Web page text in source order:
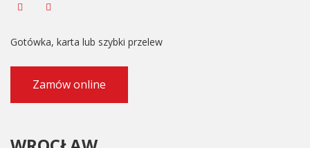
Gotówka, karta lub szybki przelew
Zamów online